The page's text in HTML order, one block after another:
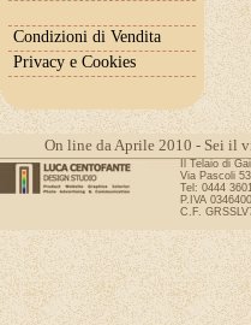
Condizioni di Vendita
Privacy e Cookies
On line da Aprile 2010 - Sei il
Il Telaio di
Via Pascoli
Tel: 0444
P.IVA
C.F.